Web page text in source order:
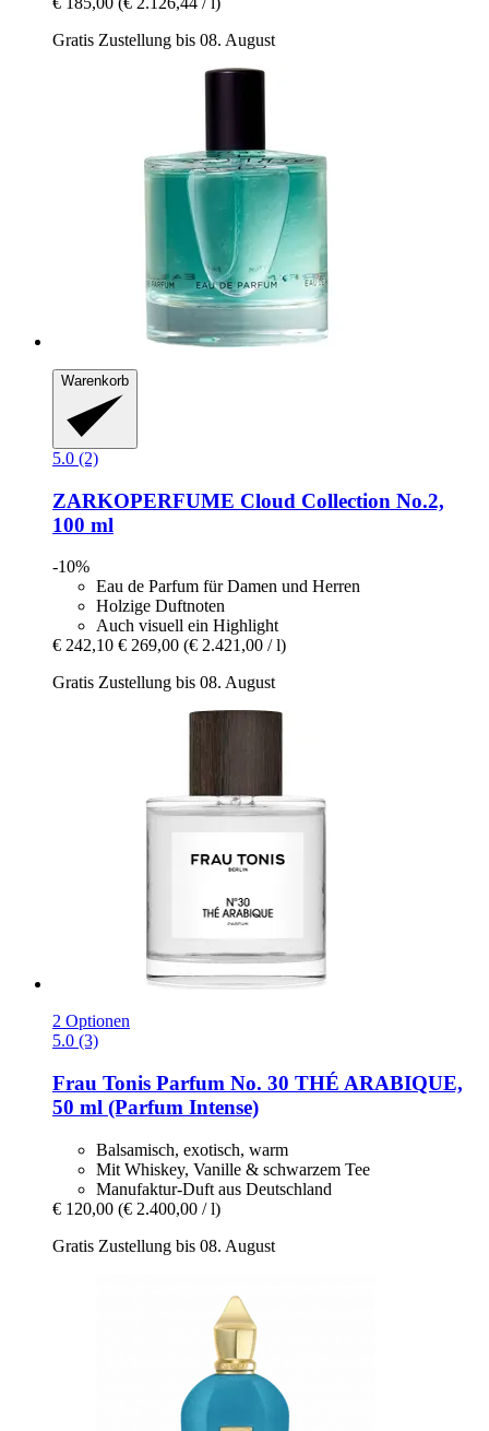
Gratis Zustellung bis 08. August
Warenkorb
5.0 (2)
ZARKOPERFUME Cloud Collection No.2,
100 ml
-10%
Eau de Parfum für Damen und Herren
Holzige Duftnoten
Auch visuell ein Highlight
€ 242,10 € 269,00 (€ 2.421,00 / l)
Gratis Zustellung bis 08. August
2 Optionen
5.0 (3)
Frau Tonis Parfum No. 30 THÉ ARABIQUE,
50 ml (Parfum Intense)
Balsamisch, exotisch, warm
Mit Whiskey, Vanille & schwarzem Tee
Manufaktur-Duft aus Deutschland
€ 120,00 (€ 2.400,00 / l)
Gratis Zustellung bis 08. August